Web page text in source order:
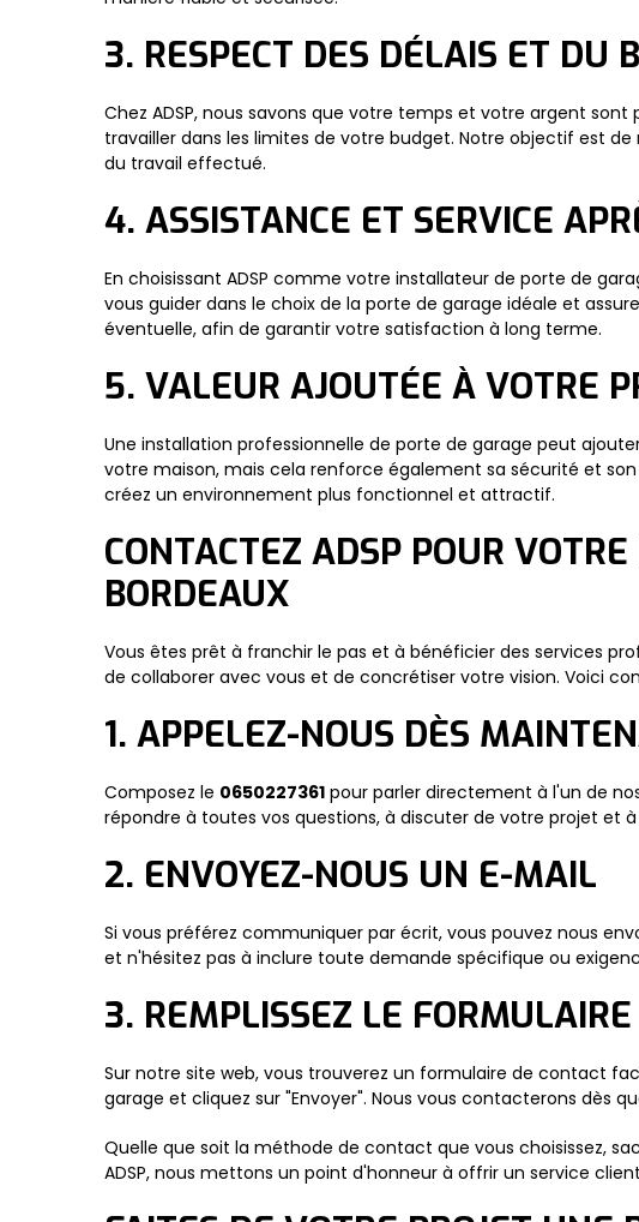
3. RESPECT DES DÉLAIS ET DU
Chez ADSP, nous savons que votre temps et votre argent
travailler dans les limites de votre budget. Notre objectif est
du travail effectué.
4. ASSISTANCE ET SERVICE
En choisissant ADSP comme votre installateur de porte de
vous guider dans le choix de la porte de garage idéale et
éventuelle, afin de garantir votre satisfaction à long terme.
5. VALEUR AJOUTÉE À VOTRE
Une installation professionnelle de porte de garage peut
votre maison, mais cela renforce également sa sécurité et
créez un environnement plus fonctionnel et attractif.
CONTACTEZ ADSP POUR
BORDEAUX
Vous êtes prêt à franchir le pas et à bénéficier des services
de collaborer avec vous et de concrétiser votre vision. Voici
1. APPELEZ-NOUS DÈS
Composez le 0650227361 pour parler directement à l'un de
répondre à toutes vos questions, à discuter de votre projet et
2. ENVOYEZ-NOUS UN E-MAIL
Si vous préférez communiquer par écrit, vous pouvez nous
et n'hésitez pas à inclure toute demande spécifique ou
3. REMPLISSEZ LE
Sur notre site web, vous trouverez un formulaire de contact
garage et cliquez sur "Envoyer". Nous vous contacterons dès
Quelle que soit la méthode de contact que vous choisissez,
ADSP, nous mettons un point d'honneur à offrir un service